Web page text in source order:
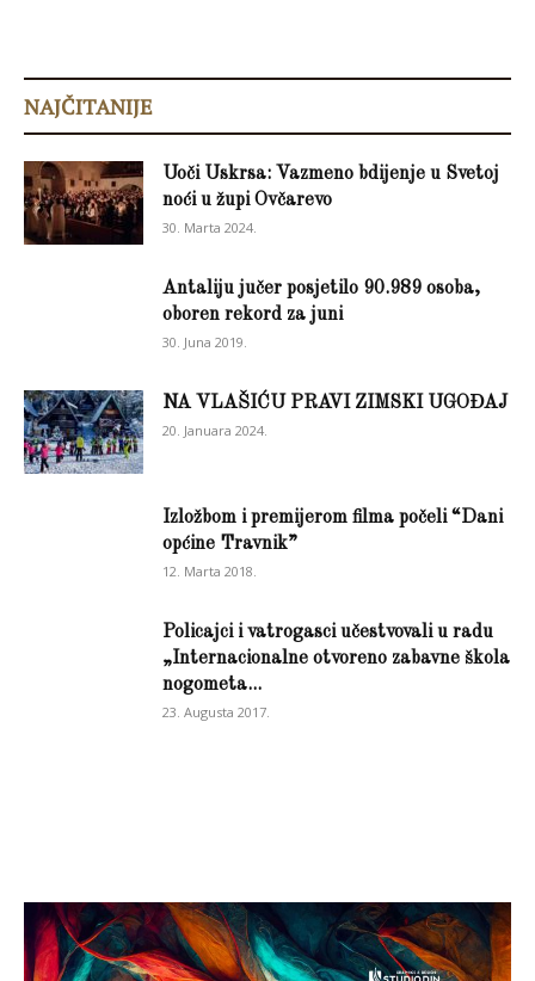
NAJČITANIJE
Uoči Uskrsa: Vazmeno bdijenje u Svetoj
noći u župi Ovčarevo
30. Marta 2024.
Antaliju jučer posjetilo 90.989 osoba,
oboren rekord za juni
30. Juna 2019.
NA VLAŠIĆU PRAVI ZIMSKI UGOĐAJ
20. Januara 2024.
Izložbom i premijerom filma počeli “Dani
općine Travnik”
12. Marta 2018.
Policajci i vatrogasci učestvovali u radu
„Internacionalne otvoreno zabavne škola
nogometa...
23. Augusta 2017.